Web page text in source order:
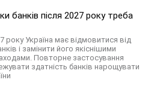
банків після 2027 року треба
Україна має відмовитися від
і замінити його якіснішими
Повторне застосування
здатність банків нарощувати